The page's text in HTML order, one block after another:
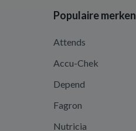
Populaire merken
Attends
Accu-Chek
Depend
Fagron
Nutricia